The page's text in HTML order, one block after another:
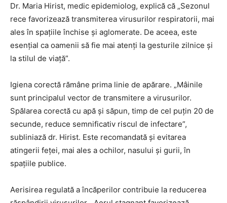
Dr. Maria Hirist, medic epidemiolog, explică că „Sezonul
rece favorizează transmiterea virusurilor respiratorii, mai
ales în spațiile închise și aglomerate. De aceea, este
esențial ca oamenii să fie mai atenți la gesturile zilnice și
la stilul de viață”.
Igiena corectă rămâne prima linie de apărare. „Mâinile
sunt principalul vector de transmitere a virusurilor.
Spălarea corectă cu apă și săpun, timp de cel puțin 20 de
secunde, reduce semnificativ riscul de infectare”,
subliniază dr. Hirist. Este recomandată și evitarea
atingerii feței, mai ales a ochilor, nasului și gurii, în
spațiile publice.
Aerisirea regulată a încăperilor contribuie la reducerea